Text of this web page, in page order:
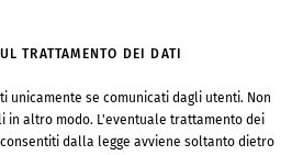
TRATTAMENTO DEI DATI
unicamente se comunicati dagli utenti. Non
in altro modo. L'eventuale trattamento dei
dalla legge avviene soltanto dietro